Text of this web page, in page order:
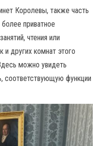
Королевы, также часть
приватное
чтения или
и других комнат этого
можно увидеть
соответствующую функции